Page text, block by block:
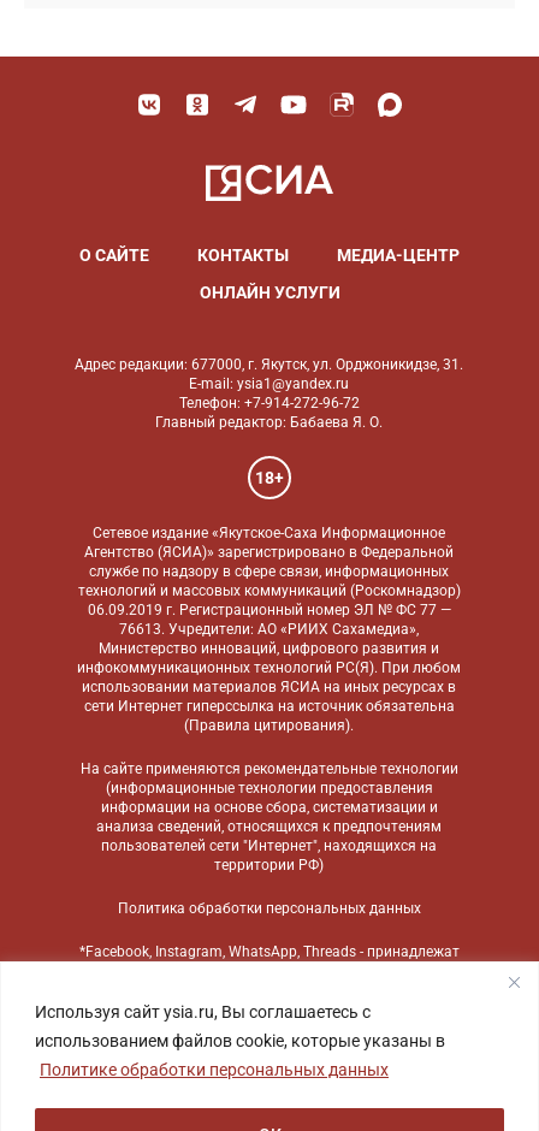
Используя сайт ysia.ru, Вы соглашаетесь с
использованием файлов cookie, которые указаны в
Политике обработки персональных данных
О САЙТЕ КОНТАКТЫ
МЕДИА-ЦЕНТР
ОНЛАЙН УСЛУГИ
Адрес редакции: 677000, г. Якутск, ул. Орджоникидзе, 31.
E-mail: ysia1@yandex.ru
Телефон: +7-914-272-96-72
Главный редактор: Бабаева Я. О.
18+
Сетевое издание «Якутское-Саха Информационное
Агентство (ЯСИА)» зарегистрировано в Федеральной
службе по надзору в сфере связи, информационных
технологий и массовых коммуникаций (Роскомнадзор)
06.09.2019 г. Регистрационный номер ЭЛ № ФС 77 —
76613. Учредители: АО «РИИХ Сахамедиа»,
Министерство инноваций, цифрового развития и
инфокоммуникационных технологий РС(Я). При любом
использовании материалов ЯСИА на иных ресурсах в
сети Интернет гиперссылка на источник обязательна
(Правила цитирования).
На сайте применяются рекомендательные технологии
(информационные технологии предоставления
информации на основе сбора, систематизации и
анализа сведений, относящихся к предпочтениям
пользователей сети "Интернет", находящихся на
территории РФ)
Политика обработки персональных данных
*Facebook, Instagram, WhatsApp, Threads - принадлежат